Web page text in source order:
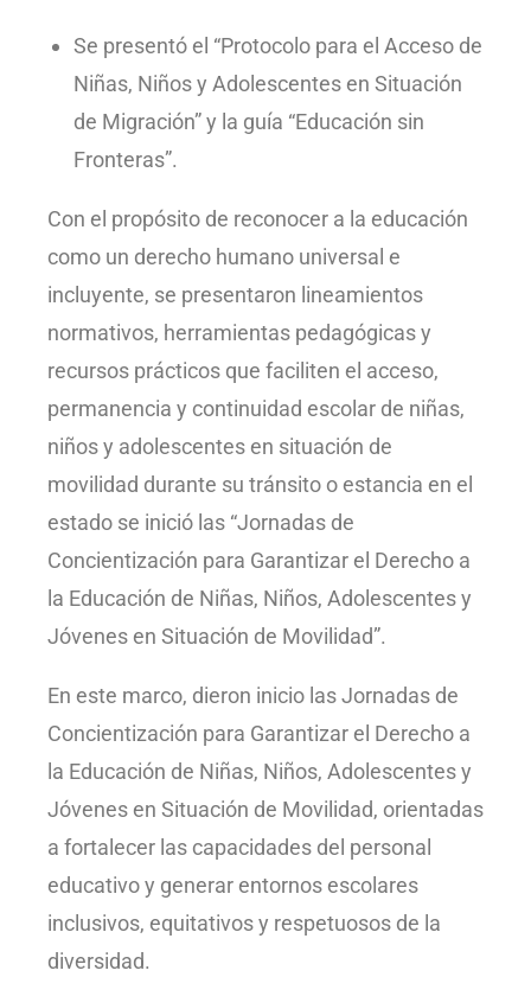
Se presentó el “Protocolo para el Acceso de
Niñas, Niños y Adolescentes en Situación
de Migración” y la guía “Educación sin
Fronteras”.
Con el propósito de reconocer a la educación
como un derecho humano universal e
incluyente, se presentaron lineamientos
normativos, herramientas pedagógicas y
recursos prácticos que faciliten el acceso,
permanencia y continuidad escolar de niñas,
niños y adolescentes en situación de
movilidad durante su tránsito o estancia en el
estado se inició las “Jornadas de
Concientización para Garantizar el Derecho a
la Educación de Niñas, Niños, Adolescentes y
Jóvenes en Situación de Movilidad”.
En este marco, dieron inicio las Jornadas de
Concientización para Garantizar el Derecho a
la Educación de Niñas, Niños, Adolescentes y
Jóvenes en Situación de Movilidad, orientadas
a fortalecer las capacidades del personal
educativo y generar entornos escolares
inclusivos, equitativos y respetuosos de la
diversidad.